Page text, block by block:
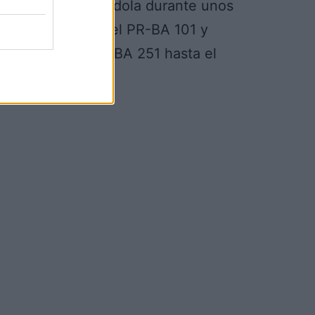
052, recorriéndola durante unos
con el PR-BA 101 y
el SL-BA 251 hasta el